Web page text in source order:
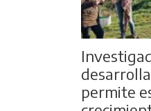
permite